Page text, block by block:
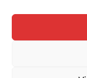
medico curante e/